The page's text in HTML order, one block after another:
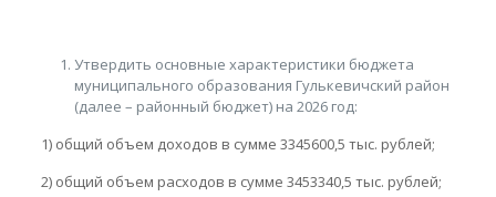
Утвердить основные характеристики бюджета
муниципального образования Гулькевичский район
(далее – районный бюджет) на 2026 год:
1) общий объем доходов в сумме 3345600,5 тыс. рублей;
2) общий объем расходов в сумме 3453340,5 тыс. рублей;